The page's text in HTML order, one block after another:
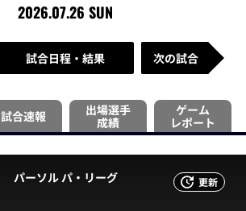
2026.07.26 SUN
試合日程・結果 次の試合
試合速報
出場選手
成績
ゲーム
レポート
更新
パーソル パ・リーグ